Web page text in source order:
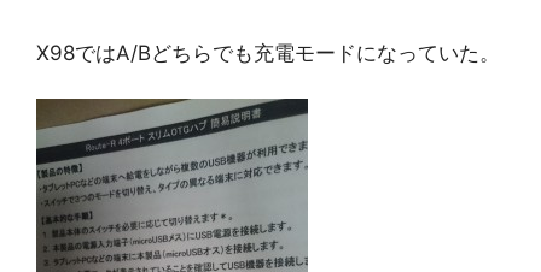
X98ではA/Bどちらでも充電モードになっていた。